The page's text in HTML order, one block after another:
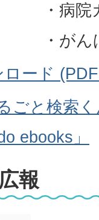
・病
・が
ード
ごと検索
ebooks」
報